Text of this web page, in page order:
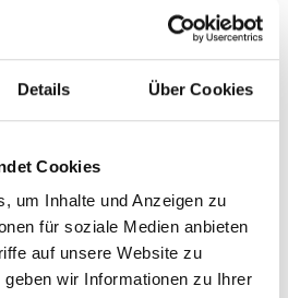
Details Über Cookies
Cookies
um Inhalte und Anzeigen zu
für soziale Medien anbieten
auf unsere Website zu
wir Informationen zu Ihrer
WARENKORB
Sie die Möglichkeit, eine Bestellung